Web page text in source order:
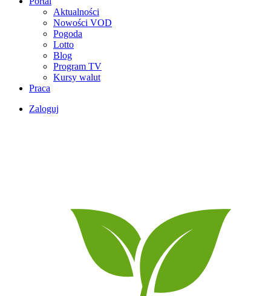
Aktualności
Nowości VOD
Pogoda
Lotto
Blog
Program TV
Kursy walut
Praca
Zaloguj